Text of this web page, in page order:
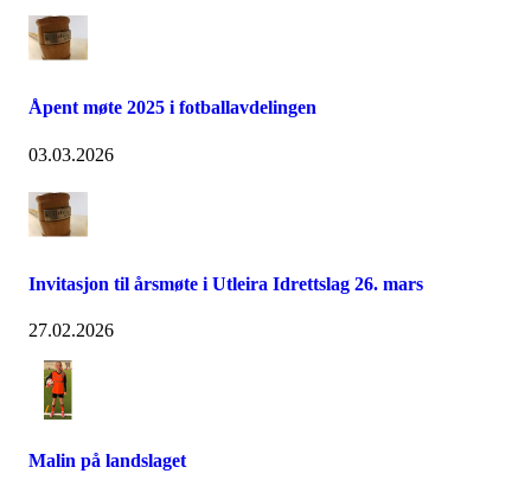
Åpent møte 2025 i fotballavdelingen
03.03.2026
Invitasjon til årsmøte i Utleira Idrettslag 26. mars
27.02.2026
Malin på landslaget